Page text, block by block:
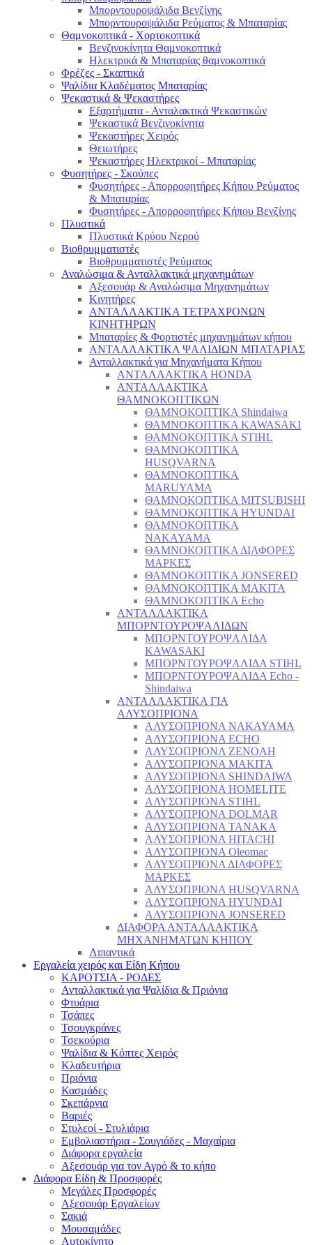
Μπορντουροψάλιδα Βενζίνης
Μπορντουροψάλιδα Ρεύματος & Μπαταρίας
Θαμνοκοπτικά - Χορτοκοπτικά
Βενζινοκίνητα Θαμνοκοπτικά
Ηλεκτρικά & Μπαταρίας θαμνοκοπτικά
Φρέζες - Σκαπτικά
Ψαλίδια Κλαδέματος Μπαταρίας
Ψεκαστικά & Ψεκαστήρες
Εξαρτήματα - Ανταλακτικά Ψεκαστικών
Ψεκαστικά Βενζινοκίνητα
Ψεκαστήρες Χειρός
Θειωτήρες
Ψεκαστήρες Ηλεκτρικοί - Μπαταρίας
Φυσητήρες - Σκούπες
Φυσητήρες - Απορροφητήρες Κήπου Ρεύματος
& Μπαταρίας
Φυσητήρες - Απορροφητήρες Κήπου Βενζίνης
Πλυστικά
Πλυστικά Κρύου Νερού
Βιοθρυμματιστές
Βιοθρυμματιστές Ρεύματος
Αναλώσιμα & Ανταλλακτικά μηχανημάτων
Αξεσουάρ & Αναλώσιμα Μηχανημάτων
Κινητήρες
ΑΝΤΑΛΛΑΚΤΙΚΑ ΤΕΤΡΑΧΡΟΝΩΝ
ΚΙΝΗΤΗΡΩΝ
Μπαταρίες & Φορτιστές μηχανημάτων κήπου
ΑΝΤΑΛΛΑΚΤΙΚΑ ΨΑΛΙΔΙΩΝ ΜΠΑΤΑΡΙAΣ
Ανταλλακτικά για Μηχανήματα Κήπου
ΑΝΤΑΛΛΑΚΤΙΚΑ HONDA
ΑΝΤΑΛΛΑΚΤΙΚΑ
ΘΑΜΝΟΚΟΠΤΙΚΩΝ
ΘΑΜΝΟΚΟΠΤΙΚΑ Shindaiwa
ΘΑΜΝΟΚΟΠΤΙΚΑ KAWASAKI
ΘΑΜΝΟΚΟΠΤΙΚΑ STIHL
ΘΑΜΝΟΚΟΠΤΙΚΑ
HUSQVARNA
ΘΑΜΝΟΚΟΠΤΙΚΑ
MARUYAMA
ΘΑΜΝΟΚΟΠΤΙΚΑ MITSUBISHI
ΘΑΜΝΟΚΟΠΤΙΚΑ HYUNDAI
ΘΑΜΝΟΚΟΠΤΙΚΑ
NAKAYAMA
ΘΑΜΝΟΚΟΠΤΙΚΑ ΔΙΑΦΟΡΕΣ
ΜΑΡΚΕΣ
ΘΑΜΝΟΚΟΠΤΙΚΑ JONSERED
ΘΑΜΝΟΚΟΠΤΙΚΑ MAKITA
ΘΑΜΝΟΚΟΠΤΙΚΑ Echo
ΑΝΤΑΛΛΑΚΤΙΚΑ
ΜΠΟΡΝΤΟΥΡΟΨΑΛΙΔΩΝ
ΜΠΟΡΝΤΟΥΡΟΨΑΛΙΔΑ
KAWASAKI
ΜΠΟΡΝΤΟΥΡΟΨΑΛΙΔΑ STIHL
ΜΠΟΡΝΤΟΥΡΟΨΑΛΙΔΑ Echo -
Shindaiwa
ΑΝΤΑΛΛΑΚΤΙΚΑ ΓΙΑ
ΑΛΥΣΟΠΡΙΟΝΑ
ΑΛΥΣΟΠΡΙΟΝΑ NAKAYAMA
ΑΛΥΣΟΠΡΙΟΝΑ ECHO
ΑΛΥΣΟΠΡΙΟΝΑ ZENOAH
ΑΛΥΣΟΠΡΙΟΝΑ MAKITA
ΑΛΥΣΟΠΡΙΟΝΑ SHINDAIWA
ΑΛΥΣΟΠΡΙΟΝΑ HOMELITE
ΑΛΥΣΟΠΡΙΟΝΑ STIHL
ΑΛΥΣΟΠΡΙΟΝΑ DOLMAR
ΑΛΥΣΟΠΡΙΟΝΑ TANAKA
ΑΛΥΣΟΠΡΙΟΝΑ HITACHI
ΑΛΥΣΟΠΡΙΟΝΑ Oleomac
ΑΛΥΣΟΠΡΙΟΝΑ ΔΙΑΦΟΡΕΣ
ΜΑΡΚΕΣ
ΑΛΥΣΟΠΡΙΟΝΑ HUSQVARNA
ΑΛΥΣΟΠΡΙΟΝΑ HYUNDAI
ΑΛΥΣΟΠΡΙΟΝΑ JONSERED
ΔΙΑΦΟΡΑ ΑΝΤΑΛΛΑΚΤΙΚΑ
ΜΗΧΑΝΗΜΑΤΩΝ ΚΗΠΟΥ
Λιπαντικά
Εργαλεία χειρός και Είδη Κήπου
ΚΑΡΟΤΣΙΑ - ΡΟΔΕΣ
Ανταλλακτικά για Ψαλίδια & Πριόνια
Φτυάρια
Τσάπες
Τσουγκράνες
Τσεκούρια
Ψαλίδια & Κόπτες Χειρός
Κλαδευτήρια
Πριόνια
Κασμάδες
Σκεπάρνια
Βαριές
Στυλεοί - Στυλιάρια
Εμβολιαστήρια - Σουγιάδες - Μαχαίρια
Διάφορα εργαλεία
Αξεσουάρ για τον Αγρό & το κήπο
Διάφορα Είδη & Προσφορές
Μεγάλες Προσφορές
Αξεσουάρ Εργαλείων
Σακιά
Μουσαμάδες
Αυτοκίνητο